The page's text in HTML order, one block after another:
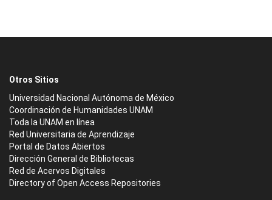
Otros Sitios
Universidad Nacional Autónoma de México
Coordinación de Humanidades UNAM
Toda la UNAM en línea
Red Universitaria de Aprendizaje
Portal de Datos Abiertos
Dirección General de Bibliotecas
Red de Acervos Digitales
Directory of Open Access Repositories